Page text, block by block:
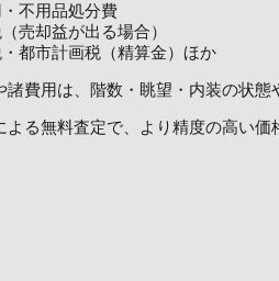
不用品処分費
売却益が出る場合）
・都市計画税（精算金）ほか
諸費用は、階数・眺望・内装の状態
よる無料査定で、より精度の高い価